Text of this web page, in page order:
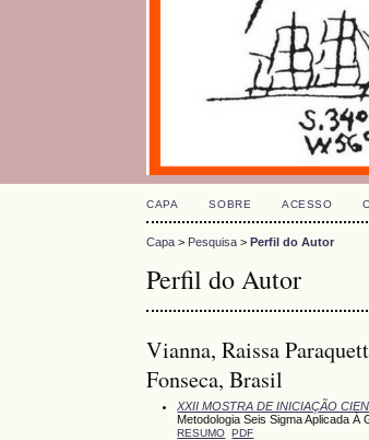
CAPA SOBRE ACESSO
Capa > Pesquisa >Perfil do Autor
Perfil do Autor
Vianna, Raissa
Fonseca, Brasil
XXII MOSTRA DE INICIAÇÃO
Metodologia Seis Sigma Aplicada
RESUMO PDF